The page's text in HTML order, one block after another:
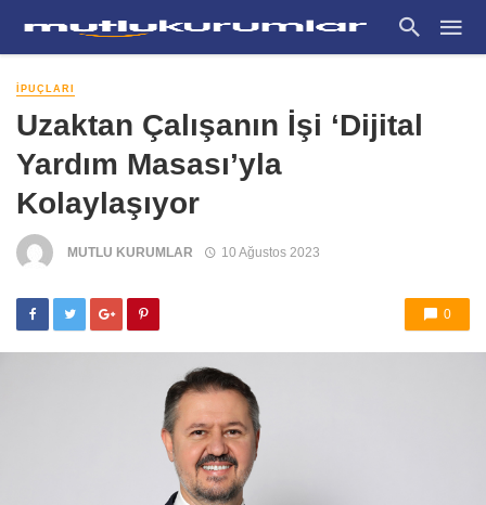
İPUÇLARI
Uzaktan Çalışanın İşi ‘Dijital
Yardım Masası’yla
Kolaylaşıyor
MUTLU KURUMLAR 10 Ağustos 2023
0